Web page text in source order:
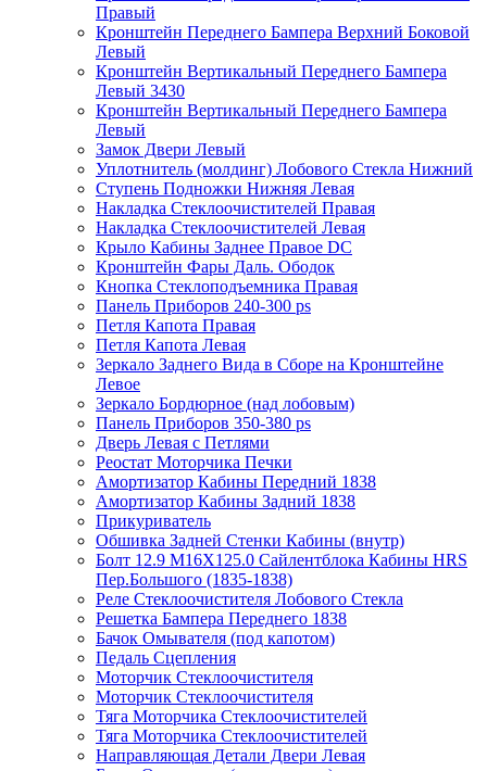
Правый
Кронштейн Переднего Бампера Верхний Боковой
Левый
Кронштейн Вертикальный Переднего Бампера
Левый 3430
Кронштейн Вертикальный Переднего Бампера
Левый
Замок Двери Левый
Уплотнитель (молдинг) Лобового Стекла Нижний
Ступень Подножки Нижняя Левая
Накладка Стеклоочистителей Правая
Накладка Стеклоочистителей Левая
Крыло Кабины Заднее Правое DC
Кронштейн Фары Даль. Ободок
Кнопка Стеклоподъемника Правая
Панель Приборов 240-300 ps
Петля Капота Правая
Петля Капота Левая
Зеркало Заднего Вида в Сборе на Кронштейне
Левое
Зеркало Бордюрное (над лобовым)
Панель Приборов 350-380 ps
Дверь Левая с Петлями
Реостат Моторчика Печки
Амортизатор Кабины Передний 1838
Амортизатор Кабины Задний 1838
Прикуриватель
Обшивка Задней Стенки Кабины (внутр)
Болт 12.9 M16X125.0 Сайлентблока Кабины HRS
Пер.Большого (1835-1838)
Реле Стеклоочистителя Лобового Стекла
Решетка Бампера Переднего 1838
Бачок Омывателя (под капотом)
Педаль Сцепления
Моторчик Стеклоочистителя
Моторчик Стеклоочистителя
Тяга Моторчика Стеклоочистителей
Тяга Моторчика Стеклоочистителей
Направляющая Детали Двери Левая